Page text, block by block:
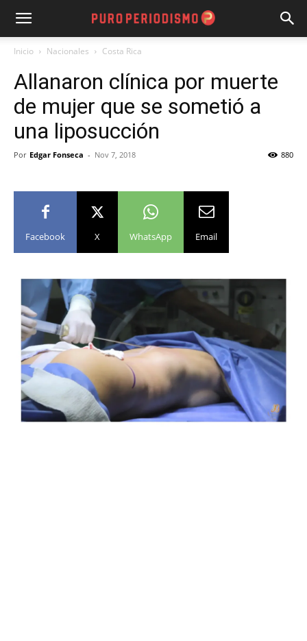
Inicio Nacionales Costa Rica
Allanaron clínica por muerte
de mujer que se sometió a
una liposucción
Por Edgar Fonseca - Nov 7, 2018 880
Facebook X WhatsApp Email